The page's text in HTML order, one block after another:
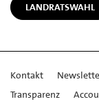
LANDRATSWAHL
Kontakt
Transparenz